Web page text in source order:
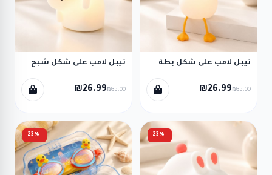
تيبل لامب على شكل بطة
₪26.99₪35.00
تيبل لامب على شكل شبح
₪26.99₪35.00
-23%
-23%